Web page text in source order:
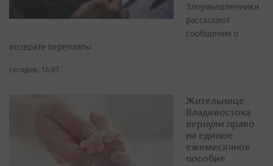
Злоумышленники
рассылают
сообщения о
возврате переплаты
сегодня, 16:07
Жительнице
Владивостока
вернули право
на единое
ежемесячное
пособие